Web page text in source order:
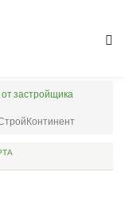
застройщика